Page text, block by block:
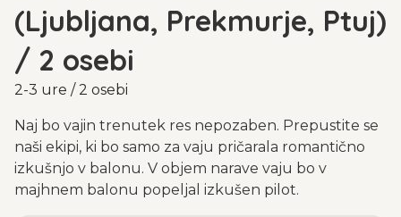
(Ljubljana, Prekmurje, Ptuj)
/ 2 osebi
2-3 ure / 2 osebi
Naj bo vajin trenutek res nepozaben. Prepustite se
naši ekipi, ki bo samo za vaju pričarala romantično
izkušnjo v balonu. V objem narave vaju bo v
majhnem balonu popeljal izkušen pilot.